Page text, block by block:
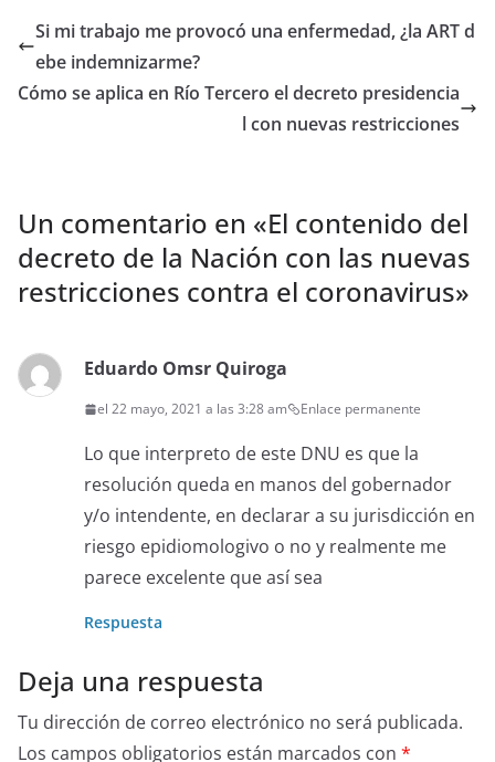
Si mi trabajo me provocó una enfermedad, ¿la ART d
ebe indemnizarme?
Cómo se aplica en Río Tercero el decreto presidencia
l con nuevas restricciones
Un comentario en «El contenido del
decreto de la Nación con las nuevas
restricciones contra el coronavirus»
Eduardo Omsr Quiroga
el 22 mayo, 2021 a las 3:28 am Enlace permanente
Lo que interpreto de este DNU es que la
resolución queda en manos del gobernador
y/o intendente, en declarar a su jurisdicción en
riesgo epidiomologivo o no y realmente me
parece excelente que así sea
Respuesta
Deja una respuesta
Tu dirección de correo electrónico no será publicada.
Los campos obligatorios están marcados con *